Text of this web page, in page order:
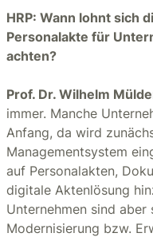
HRP: Wann lohnt sich
Personalakte für
achten?
Prof. Dr. Wilhelm
immer. Manche
Anfang, da wird
Managementsystem
auf Personalakten,
digitale Aktenlösung
Unternehmen sind
Modernisierung bzw.